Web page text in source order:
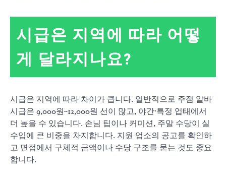
시급은 지역에 따라 어떻
게 달라지나요?
시급은 지역에 따라 차이가 큽니다. 일반적으로 주점 알바
시급은 9,000원~12,000원 선이 많고, 야간·특정 업태에서
더 높을 수 있습니다. 손님 팁이나 커미션, 주말 수당이 실
수입에 큰 비중을 차지합니다. 지원 업소의 공고를 확인하
고 면접에서 구체적 금액이나 수당 구조를 묻는 것도 중요
합니다.